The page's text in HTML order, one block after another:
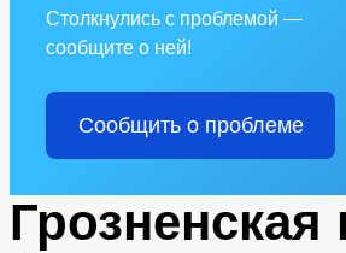
Столкнулись с проблемой —
сообщите о ней!
Сообщить о проблеме